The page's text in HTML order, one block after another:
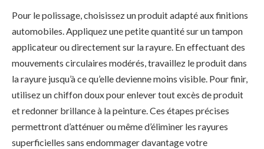
Pour le polissage, choisissez un produit adapté aux finitions
automobiles. Appliquez une petite quantité sur un tampon
applicateur ou directement sur la rayure. En effectuant des
mouvements circulaires modérés, travaillez le produit dans
la rayure jusqu’à ce qu’elle devienne moins visible. Pour finir,
utilisez un chiffon doux pour enlever tout excès de produit
et redonner brillance à la peinture. Ces étapes précises
permettront d’atténuer ou même d’éliminer les rayures
superficielles sans endommager davantage votre